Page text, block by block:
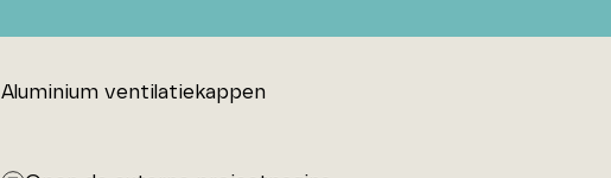
Aluminium ventilatiekappen